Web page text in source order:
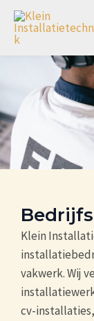
naar
Klein
vakwerk. Wij
cv-